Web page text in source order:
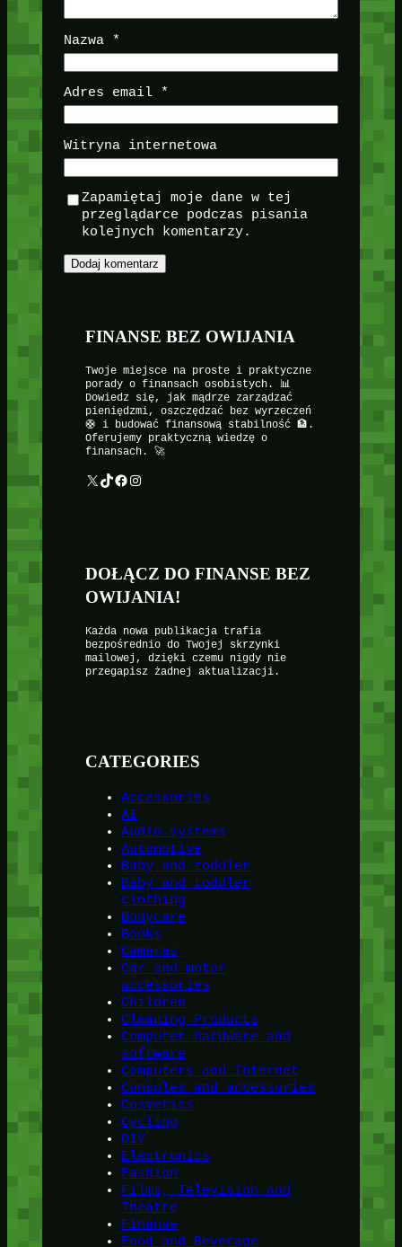
Nazwa *
Adres email *
Witryna internetowa
Zapamiętaj moje dane w tej
przeglądarce podczas pisania
kolejnych komentarzy.
FINANSE BEZ OWIJANIA
Twoje miejsce na proste i praktyczne
porady o finansach osobistych. 📊
Dowiedz się, jak mądrze zarządzać
pieniędzmi, oszczędzać bez wyrzeczeń
🛟 i budować finansową stabilność 🏦.
Oferujemy praktyczną wiedzę o
finansach. 🚀
X TikTok Facebook Instagram
DOŁĄCZ DO FINANSE BEZ
OWIJANIA!
Każda nowa publikacja trafia
bezpośrednio do Twojej skrzynki
mailowej, dzięki czemu nigdy nie
przegapisz żadnej aktualizacji.
CATEGORIES
Accessories
AI
Audio systems
Automotive
Baby and toddler
Baby and toddler
clothing
Bodycare
Books
Cameras
Car and motor
accessories
Children
Cleaning Products
Computer hardware and
software
Computers and Internet
Consoles and accessories
Cosmetics
Cycling
DIY
Electronics
Fashion
Films, Television and
Theatre
Finanse
Food and Beverage